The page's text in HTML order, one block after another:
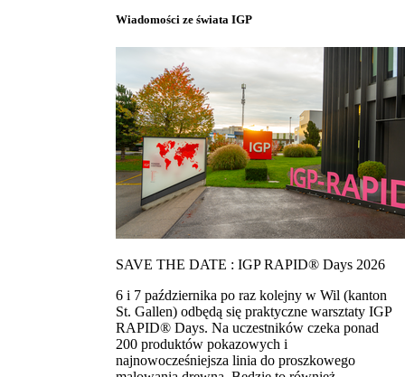
Wiadomości ze świata IGP
SAVE THE DATE : IGP RAPID® Days 2026
6 i 7 października po raz kolejny w Wil (kanton
St. Gallen) odbędą się praktyczne warsztaty IGP
RAPID® Days. Na uczestników czeka ponad
200 produktów pokazowych i
najnowocześniejsza linia do proszkowego